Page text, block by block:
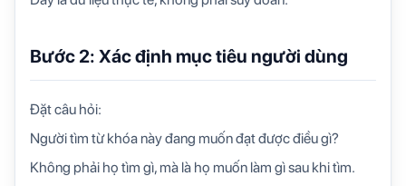
Bước 2: Xác định mục tiêu người dùng
Đặt câu hỏi:
Người tìm từ khóa này đang muốn đạt được điều gì?
Không phải họ tìm gì, mà là họ muốn làm gì sau khi tìm.